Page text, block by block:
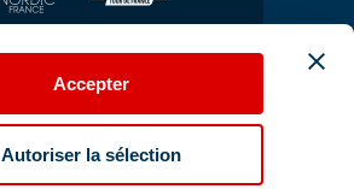
Accepter
Autoriser la sélection